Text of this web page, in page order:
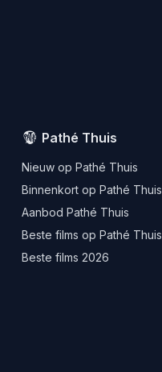
Pathé Thuis
Nieuw op Pathé Thuis
Binnenkort op Pathé Thuis
Aanbod Pathé Thuis
Beste films op Pathé Thuis
Beste films 2026